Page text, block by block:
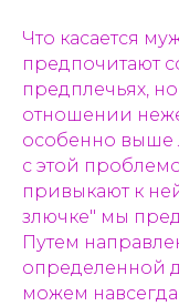
Что касается
предпочитают
предплечьях,
отношении
особенно выше
с этой
привыкают к
злючке" мы
Путем
определенной
можем навсегда